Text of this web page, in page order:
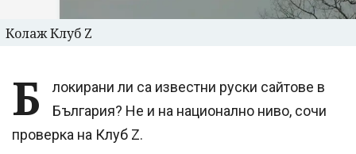
Колаж Клуб Z
Б
локирани ли са известни руски сайтове в
България? Не и на национално ниво, сочи
проверка на Клуб Z.